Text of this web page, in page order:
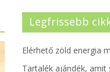
Legfrissebb
Elérhető zöld energia
Tartalék ajándék, amit